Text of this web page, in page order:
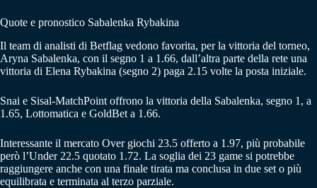
Quote e pronostico Sabalenka Rybakina
Il team di analisti di Betflag vedono favorita, per la vittoria del torneo,
Aryna Sabalenka, con il segno 1 a 1.66, dall’altra parte della rete una
vittoria di Elena Rybakina (segno 2) paga 2.15 volte la posta iniziale.
Snai e Sisal-MatchPoint offrono la vittoria della Sabalenka, segno 1, a
1.65, Lottomatica e GoldBet a 1.66.
Interessante il mercato Over giochi 23.5 offerto a 1.97, più probabile
però l’Under 22.5 quotato 1.72. La soglia dei 23 game si potrebbe
raggiungere anche con una finale tirata ma conclusa in due set o più
equilibrata e terminata al terzo parziale.